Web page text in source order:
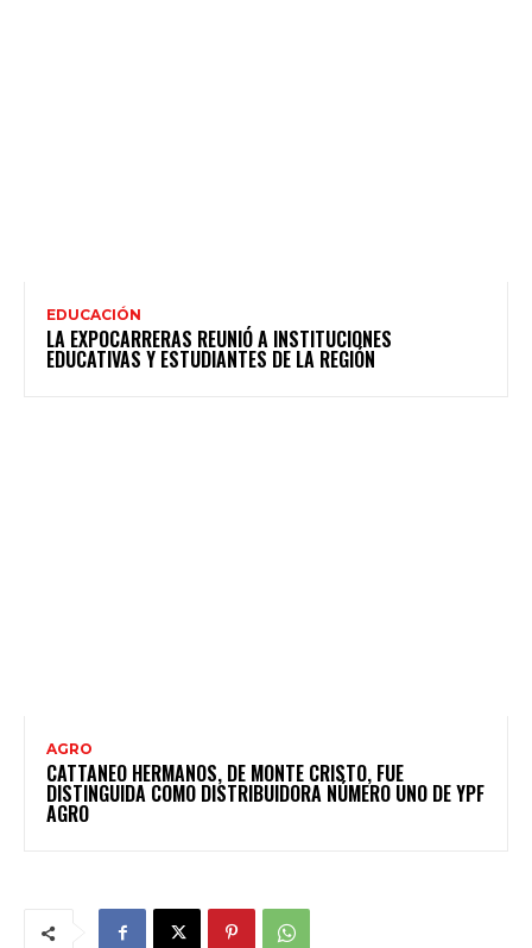
EDUCACIÓN
LA EXPOCARRERAS REUNIÓ A INSTITUCIONES
EDUCATIVAS Y ESTUDIANTES DE LA REGIÓN
AGRO
CATTANEO HERMANOS, DE MONTE CRISTO, FUE
DISTINGUIDA COMO DISTRIBUIDORA NÚMERO UNO DE YPF
AGRO